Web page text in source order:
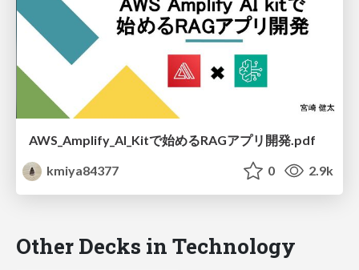
AWS_Amplify_AI_Kitで始めるRAGアプリ開発.pdf
kmiya84377
0 2.9k
Other Decks in Technology